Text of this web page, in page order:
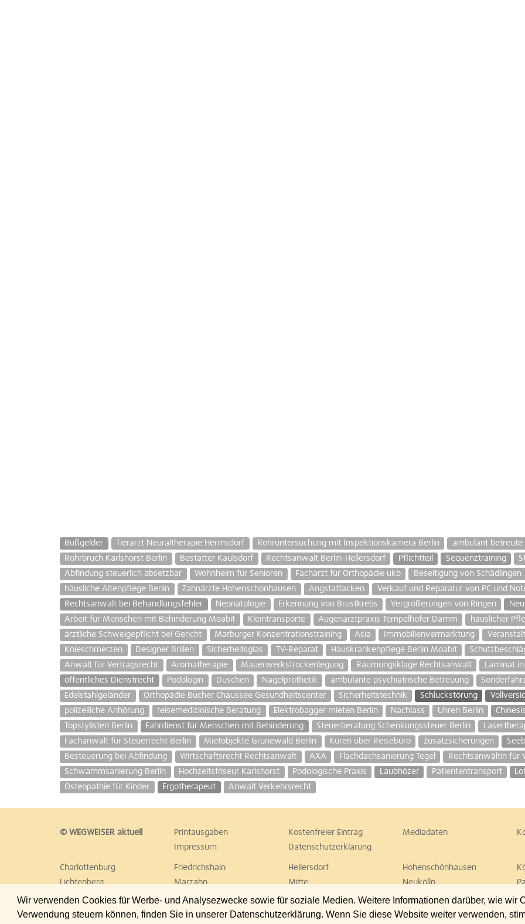
Wir verwenden Cookies für Werbe- und Analysezwecke sowie für soziale Medien. Weitere Informationen darüber, wie wir
Verwendung steuern können, finden Sie in unserer Datenschutzerklärung. Wenn Sie diese Website weiter verwenden,
Bußgelder Tierarzt Neuraltherapie Hermsdorf Rohruntersuchung mit Inspektionskamera Berlin
ambulant betreute
Rohrbruch Karlshorst Berlin
Bestatter Kaulsdorf Rechtsanwalt Berlin-Hellersdorf Pflichtteil Sequenztraining
Abfindung steuerlich absetzbar
Wohnheim für Senioren Facharzt für Orthopädie ukb Beseitigung von Schädlingen
häusliche Altenpflege Berlin
Zahnärzte Hohenschönhausen Angstattacken Verkauf und Reparatur von PC und
Rechtsanwalt bei Behandlungsfehler
Neonatologie Erkennung von Brustkrebs Vergrößerungen von Ringen
Arbeit für Menschen mit Behinderung Moabit
Kleintransporte Augenarztpraxis Tempelhofer Damm
häuslicher
ärztliche Schweigepflicht bei Gericht
Marburger Konzentrationstraining Asia Immobilienvermarktung
Knieschmerzen
Designer Brillen Sicherheitsglas TV-Reparat Hauskrankenpflege Berlin Moabit
Anwalt für Vertragsrecht
Aromatherapie Mauerwerkstrockenlegung Räumungsklage Rechtsanwalt Laminat
öffentliches Dienstrecht
Podologin Duschen Nagelprothetik ambulante psychiatrische Betreuung
Edelstahlgeländer
Orthopädie Bucher Chaussee Gesundheitscenter Sicherheitstechnik Schluckstörung
polizeiliche Anhörung
reisemedizinische Beratung Elektrobagger mieten Berlin Nachlass Uhren Berlin
Topstylisten Berlin
Fahrdienst für Menschen mit Behinderung Steuerberatung Schenkungssteuer Berlin
Fachanwalt für Steuerrecht Berlin
Mietobjekte Grunewald Berlin Kuren über Reisebüro Zusatzsicherungen
Besteuerung bei Abfindung
Wirtschaftsrecht Rechtsanwalt AXA Flachdachsanierung Tegel Rechtsanwältin für
Schwammsanierung Berlin
Hochzeitsfriseur Karlshorst Podologische Praxis Laubhözer Patiententransport
Osteopathie für Kinder
Ergotherapeut Anwalt Verkehrsrecht
© WEGWEISER aktuell Printausgaben Kostenfreier Eintrag Mediadaten
Impressum
Datenschutzerklärung
Charlottenburg Friedrichshain Hellersdorf Hohenschönhausen
Lichtenberg
Marzahn Mitte Neukölln
Reinickendorf
Schöneberg Spandau Steglitz
Treptow
Umland Ost Wedding Weißensee